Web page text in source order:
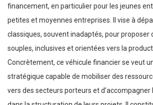
financement, en particulier pour les jeunes
petites et moyennes entreprises. Il vise à
classiques, souvent inadaptés, pour proposer
souples, inclusives et orientées vers la
Concrètement, ce véhicule financier se veut
stratégique capable de mobiliser des
vers des secteurs porteurs et d’accompagner